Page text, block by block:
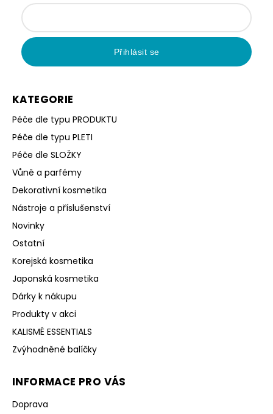
KATEGORIE
Péče dle typu PRODUKTU
Péče dle typu PLETI
Péče dle SLOŽKY
Vůně a parfémy
Dekorativní kosmetika
Nástroje a příslušenství
Novinky
Ostatní
Korejská kosmetika
Japonská kosmetika
Dárky k nákupu
Produkty v akci
KALISMÉ ESSENTIALS
Zvýhodněné balíčky
INFORMACE PRO VÁS
Doprava
Přihlásit se